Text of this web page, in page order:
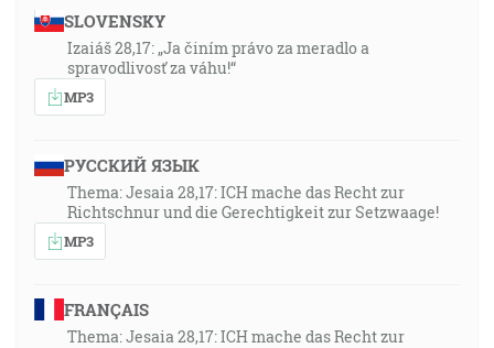
SLOVENSKY
Izaiáš 28,17: „Ja činím právo za meradlo a
spravodlivosť za váhu!“
MP3
РУССКИЙ ЯЗЫК
Thema: Jesaia 28,17: ICH mache das Recht zur
Richtschnur und die Gerechtigkeit zur Setzwaage!
MP3
FRANÇAIS
Thema: Jesaia 28,17: ICH mache das Recht zur